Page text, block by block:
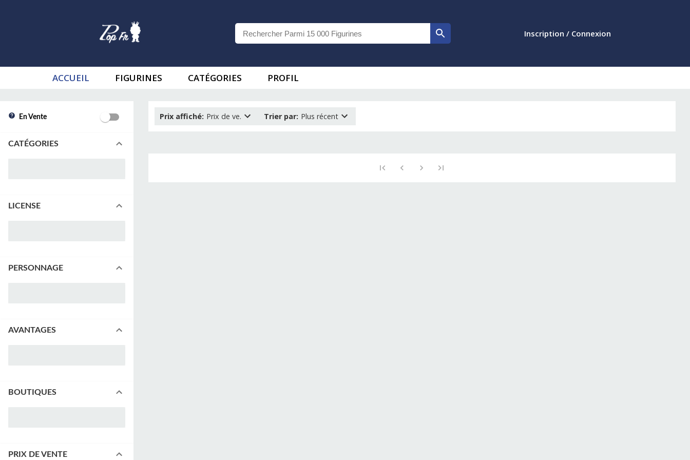
Inscription / Connexion
ACCUEIL FIGURINES CATÉGORIES PROFIL
En Vente
CATÉGORIES
LICENSE
PERSONNAGE
AVANTAGES
BOUTIQUES
PRIX DE VENTE
Prix affiché: Prix de ve. Trier par: Plus récent